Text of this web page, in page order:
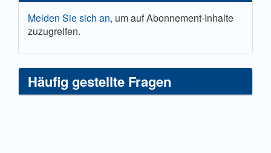
Melden Sie sich an, um auf Abonnement-Inhalte
zuzugreifen.
Häufig gestellte Fragen